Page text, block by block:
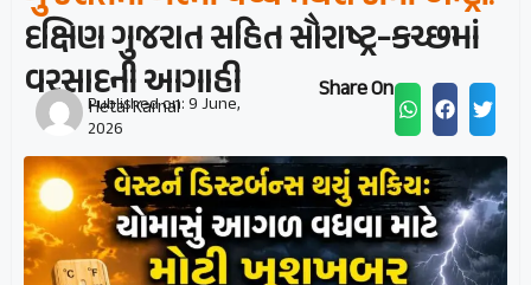
દક્ષિણ ગુજરાત સહિત સૌરાષ્ટ્ર-કચ્છમાં
વરસાદની આગાહી
Hetal Karnal
Published on:9 June,
2026
Share On :